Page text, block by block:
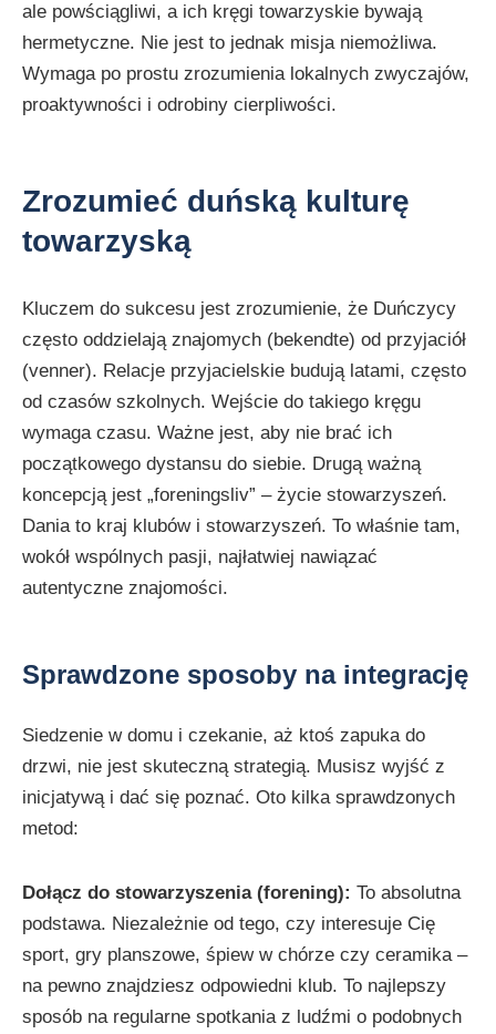
ale powściągliwi, a ich kręgi towarzyskie bywają
hermetyczne. Nie jest to jednak misja niemożliwa.
Wymaga po prostu zrozumienia lokalnych zwyczajów,
proaktywności i odrobiny cierpliwości.
Zrozumieć duńską kulturę
towarzyską
Kluczem do sukcesu jest zrozumienie, że Duńczycy
często oddzielają znajomych (bekendte) od przyjaciół
(venner). Relacje przyjacielskie budują latami, często
od czasów szkolnych. Wejście do takiego kręgu
wymaga czasu. Ważne jest, aby nie brać ich
początkowego dystansu do siebie. Drugą ważną
koncepcją jest „foreningsliv” – życie stowarzyszeń.
Dania to kraj klubów i stowarzyszeń. To właśnie tam,
wokół wspólnych pasji, najłatwiej nawiązać
autentyczne znajomości.
Sprawdzone sposoby na integrację
Siedzenie w domu i czekanie, aż ktoś zapuka do
drzwi, nie jest skuteczną strategią. Musisz wyjść z
inicjatywą i dać się poznać. Oto kilka sprawdzonych
metod:
Dołącz do stowarzyszenia (forening): To absolutna
podstawa. Niezależnie od tego, czy interesuje Cię
sport, gry planszowe, śpiew w chórze czy ceramika –
na pewno znajdziesz odpowiedni klub. To najlepszy
sposób na regularne spotkania z ludźmi o podobnych